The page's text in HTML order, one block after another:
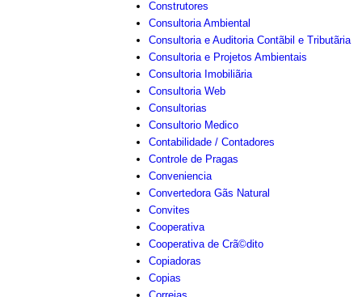
Construtores
Consultoria Ambiental
Consultoria e Auditoria Contãbil e Tributãria
Consultoria e Projetos Ambientais
Consultoria Imobiliãria
Consultoria Web
Consultorias
Consultorio Medico
Contabilidade / Contadores
Controle de Pragas
Conveniencia
Convertedora Gãs Natural
Convites
Cooperativa
Cooperativa de Crã©dito
Copiadoras
Copias